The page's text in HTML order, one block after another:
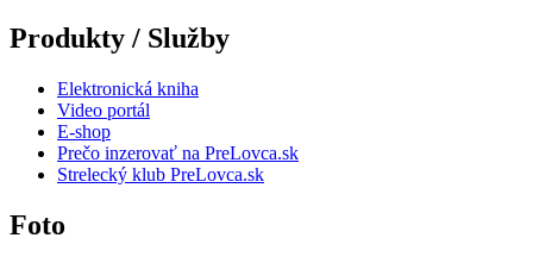
Produkty / Služby
Elektronická kniha
Video portál
E-shop
Prečo inzerovať na PreLovca.sk
Strelecký klub PreLovca.sk
Foto